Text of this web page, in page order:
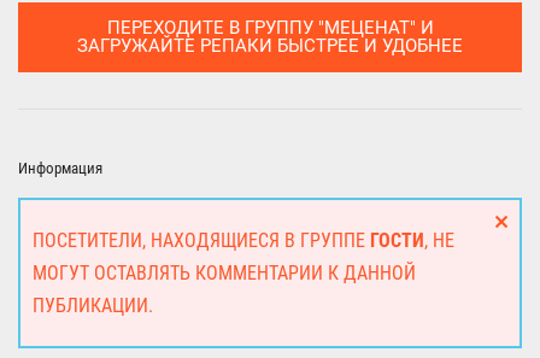
ПЕРЕХОДИТЕ В ГРУППУ "МЕЦЕНАТ" И
ЗАГРУЖАЙТЕ РЕПАКИ БЫСТРЕЕ И УДОБНЕЕ
Информация
ПОСЕТИТЕЛИ, НАХОДЯЩИЕСЯ В ГРУППЕ ГОСТИ, НЕ
МОГУТ ОСТАВЛЯТЬ КОММЕНТАРИИ К ДАННОЙ
ПУБЛИКАЦИИ.